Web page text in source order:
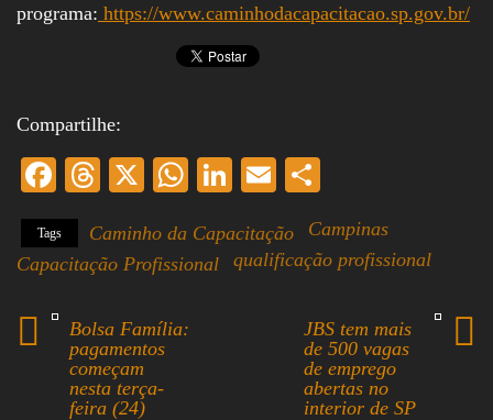
programa: https://www.caminhodacapacitacao.sp.gov.br/
Compartilhe:
Fa
ce
bo
ok
T
ea
ds
X
W
ts
A
Li
ed
In
E
ail re
Tags Caminho da Capacitação
Campinas
Capacitação Profissional
qualificação profissional
Bolsa Família:
pagamentos
começam
nesta terça-
feira (24)
JBS tem mais
de 500 vagas
de emprego
abertas no
interior de SP